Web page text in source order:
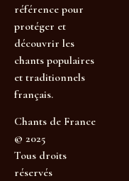
référence pour
protéger et
découvrir les
chants populaires
et traditionnels
français.
Chants de France
© 2025
Tous droits
réservés